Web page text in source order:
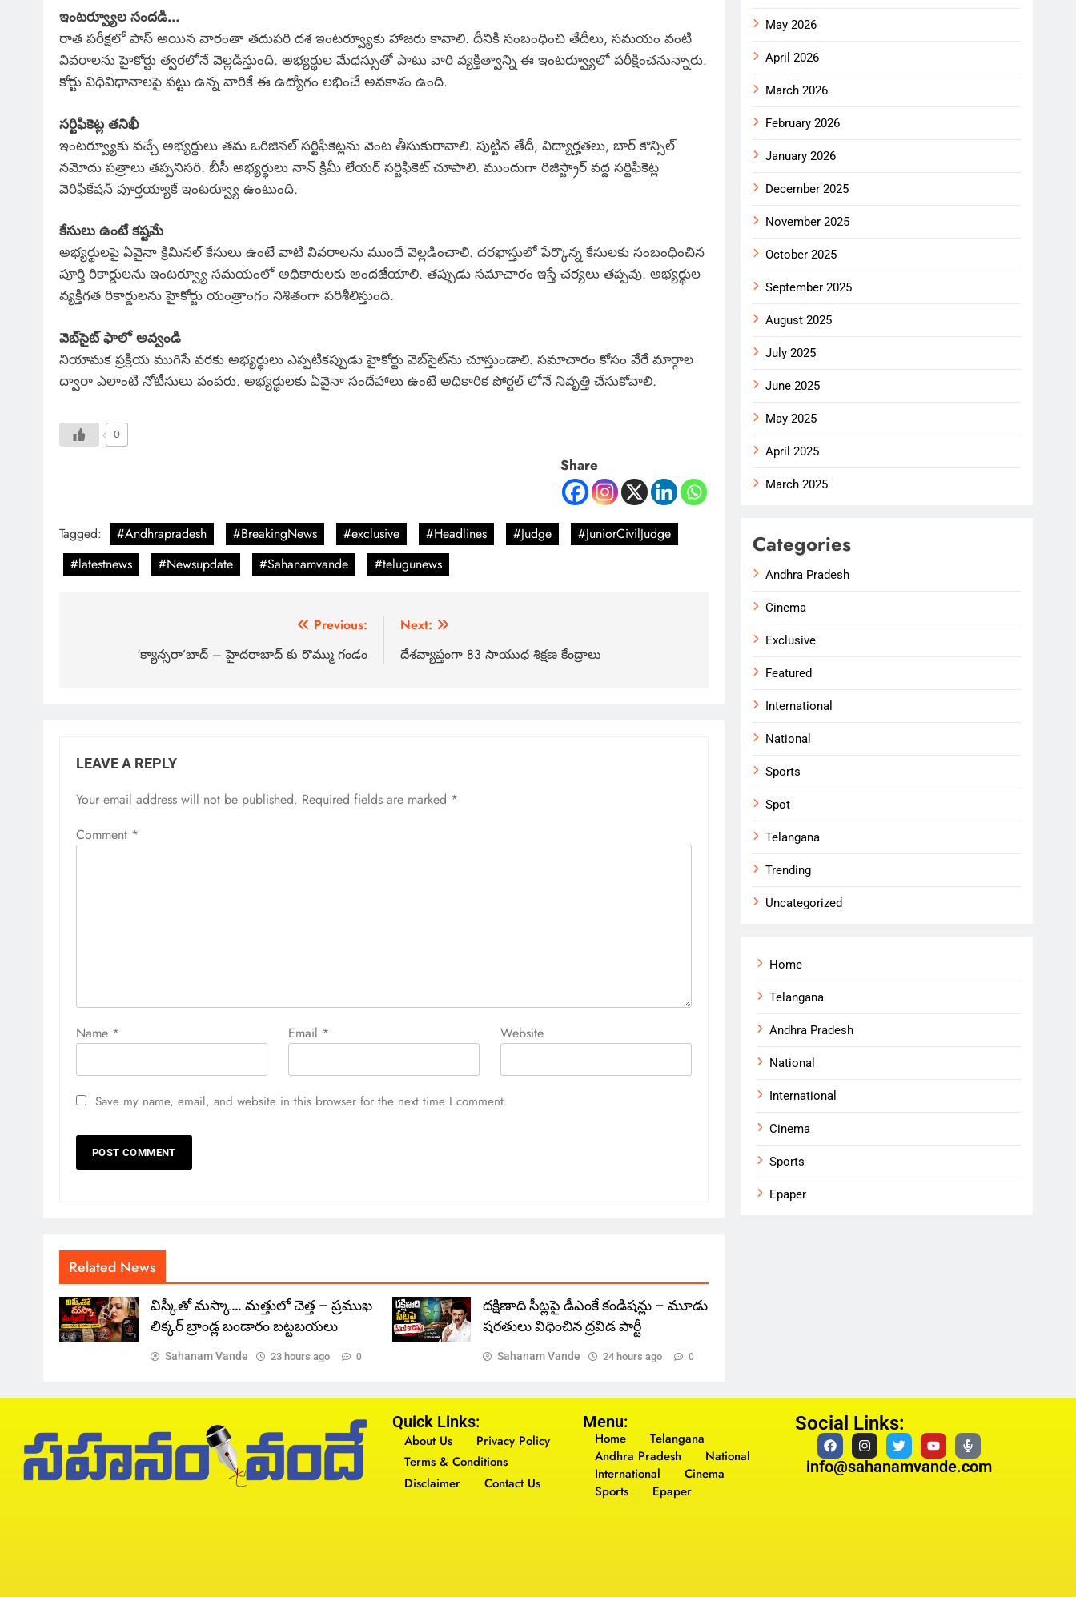
ఇంటర్వ్యూల సందడి…
రాత పరీక్షలో పాస్ అయిన వారంతా తదుపరి దశ ఇంటర్వ్యూకు హాజరు కావాలి. దీనికి సంబంధించి తేదీలు, సమయం వంటి
వివరాలను హైకోర్టు త్వరలోనే వెల్లడిస్తుంది. అభ్యర్థుల మేధస్సుతో పాటు వారి వ్యక్తిత్వాన్ని ఈ ఇంటర్వ్యూలో పరీక్షించనున్నారు.
కోర్టు విధివిధానాలపై పట్టు ఉన్న వారికే ఈ ఉద్యోగం లభించే అవకాశం ఉంది.
సర్టిఫికెట్ల తనిఖీ
ఇంటర్వ్యూకు వచ్చే అభ్యర్థులు తమ ఒరిజినల్ సర్టిఫికెట్లను వెంట తీసుకురావాలి. పుట్టిన తేదీ, విద్యార్హతలు, బార్ కౌన్సిల్
నమోదు పత్రాలు తప్పనిసరి. బీసీ అభ్యర్థులు నాన్ క్రిమీ లేయర్ సర్టిఫికెట్ చూపాలి. ముందుగా రిజిస్ట్రార్ వద్ద సర్టిఫికెట్ల
వెరిఫికేషన్ పూర్తయ్యాకే ఇంటర్వ్యూ ఉంటుంది.
కేసులు ఉంటే కష్టమే
అభ్యర్థులపై ఏవైనా క్రిమినల్ కేసులు ఉంటే వాటి వివరాలను ముందే వెల్లడించాలి. దరఖాస్తులో పేర్కొన్న కేసులకు సంబంధించిన
పూర్తి రికార్డులను ఇంటర్వ్యూ సమయంలో అధికారులకు అందజేయాలి. తప్పుడు సమాచారం ఇస్తే చర్యలు తప్పవు. అభ్యర్థుల
వ్యక్తిగత రికార్డులను హైకోర్టు యంత్రాంగం నిశితంగా పరిశీలిస్తుంది.
వెబ్‌సైట్ ఫాలో అవ్వండి
నియామక ప్రక్రియ ముగిసే వరకు అభ్యర్థులు ఎప్పటికప్పుడు హైకోర్టు వెబ్‌సైట్‌ను చూస్తుండాలి. సమాచారం కోసం వేరే మార్గాల
ద్వారా ఎలాంటి నోటీసులు పంపరు. అభ్యర్థులకు ఏవైనా సందేహాలు ఉంటే అధికారిక పోర్టల్ లోనే నివృత్తి చేసుకోవాలి.
0
Share
Tagged: #Andhrapradesh #BreakingNews #exclusive #Headlines #Judge
#JuniorCivilJudge
#latestnews
#Newsupdate #Sahanamvande #telugunews
Previous:
‘క్యాన్సరా’బాద్ – హైదరాబాద్ కు రొమ్ము గండం
Next:
దేశవ్యాప్తంగా 83 సాయుధ శిక్షణ కేంద్రాలు
LEAVE A REPLY
Your email address will not be published. Required fields are marked *
Comment *
Name * Email * Website
Save my name, email, and website in this browser for the next time I comment.
Related News
విస్కీతో మస్కా… మత్తులో చెత్త – ప్రముఖ
లిక్కర్ బ్రాండ్ల బండారం బట్టబయలు
Sahanam Vande 23 hours ago 0
దక్షిణాది సీట్లపై డీఎంకే కండిషన్లు – మూడు
షరతులు విధించిన ద్రవిడ పార్టీ
Sahanam Vande 24 hours ago 0
May 2026
April 2026
March 2026
February 2026
January 2026
December 2025
November 2025
October 2025
September 2025
August 2025
July 2025
June 2025
May 2025
April 2025
March 2025
Categories
Andhra Pradesh
Cinema
Exclusive
Featured
International
National
Sports
Spot
Telangana
Trending
Uncategorized
Home
Telangana
Andhra Pradesh
National
International
Cinema
Sports
Epaper
Quick Links:
About Us
Privacy Policy
Terms & Conditions
Disclaimer
Contact Us
Menu:
Home
Telangana
Andhra Pradesh
National
International
Cinema
Sports
Epaper
Social Links:
info@sahanamvande.com